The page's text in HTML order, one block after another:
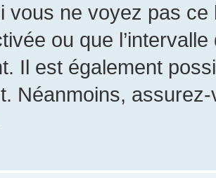
vous ne voyez pas
ou que
Il est également
Néanmoins,